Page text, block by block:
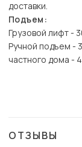
доставки.
Подъем:
Грузовой лифт -
Ручной подъем -
частного дома -
ОТЗЫВЫ